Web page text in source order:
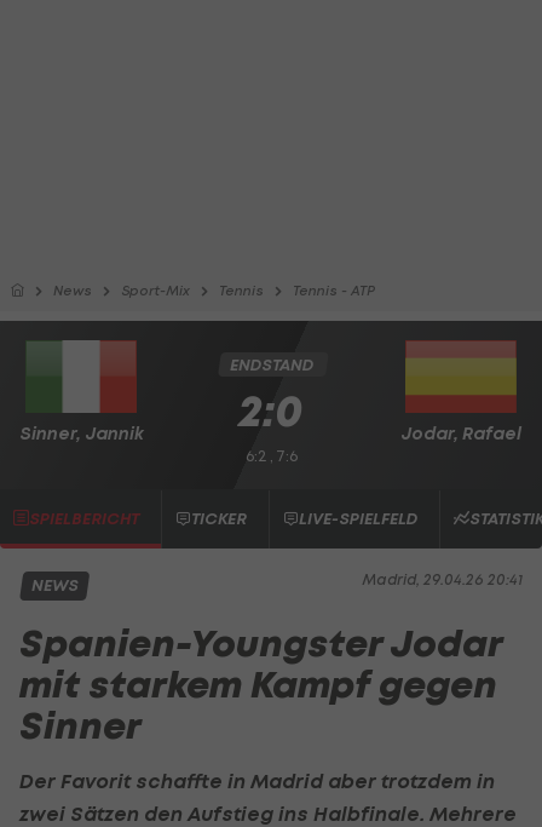
News Sport-Mix Tennis Tennis - ATP
Sinner, Jannik Jodar, Rafael
ENDSTAND
2:0
6:2 , 7:6
SPIELBERICHT TICKER LIVE-SPIELFELD
Madrid, 29.04.26 20:41
NEWS
Spanien-Youngster Jodar
mit starkem Kampf gegen
Sinner
Der Favorit schaffte in Madrid aber trotzdem in
zwei Sätzen den Aufstieg ins Halbfinale. Mehrere